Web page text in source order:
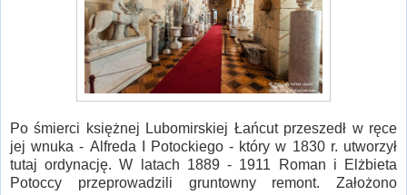
Po śmierci księżnej Lubomirskiej Łańcut przeszedł w ręce
jej wnuka - Alfreda I Potockiego - który w 1830 r. utworzył
tutaj ordynację. W latach 1889 - 1911 Roman i Elżbieta
Potoccy przeprowadzili gruntowny remont. Założono